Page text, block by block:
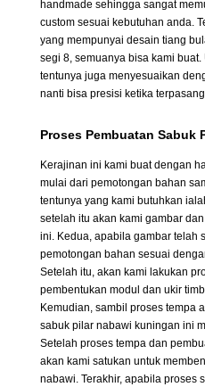
handmade sehingga sangat
custom sesuai kebutuhan anda.
yang mempunyai desain tiang
segi 8, semuanya bisa kami
tentunya juga menyesuaikan
nanti bisa presisi ketika
Proses Pembuatan Sabuk
Kerajinan ini kami buat dengan
mulai dari pemotongan bahan
tentunya yang kami butuhkan
setelah itu akan kami gambar
ini. Kedua, apabila gambar telah
pemotongan bahan sesuai
Setelah itu, akan kami lakukan
pembentukan modul dan ukir
Kemudian, sambil proses tempa
sabuk pilar nabawi kuningan ini
Setelah proses tempa dan
akan kami satukan untuk
nabawi. Terakhir, apabila proses